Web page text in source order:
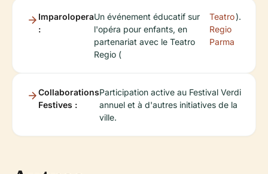
Imparolopera
:
Un événement éducatif sur
l'opéra pour enfants, en
partenariat avec le Teatro
Regio (
Teatro
Regio
Parma
).
Collaborations
Festives :
Participation active au Festival Verdi
annuel et à d'autres initiatives de la
ville.